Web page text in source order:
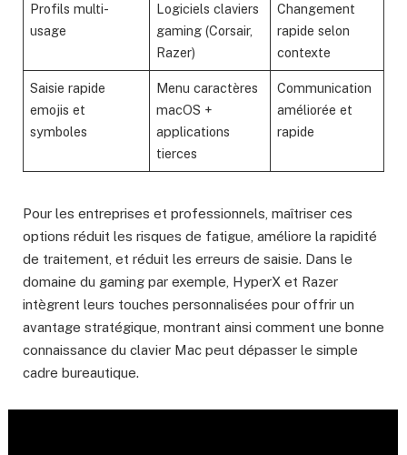
Profils multi-
usage
Logiciels claviers
gaming (Corsair,
Razer)
Changement
rapide selon
contexte
Saisie rapide
emojis et
symboles
Menu caractères
macOS +
applications
tierces
Communication
améliorée et
rapide
Pour les entreprises et professionnels, maîtriser ces
options réduit les risques de fatigue, améliore la rapidité
de traitement, et réduit les erreurs de saisie. Dans le
domaine du gaming par exemple, HyperX et Razer
intègrent leurs touches personnalisées pour offrir un
avantage stratégique, montrant ainsi comment une bonne
connaissance du clavier Mac peut dépasser le simple
cadre bureautique.